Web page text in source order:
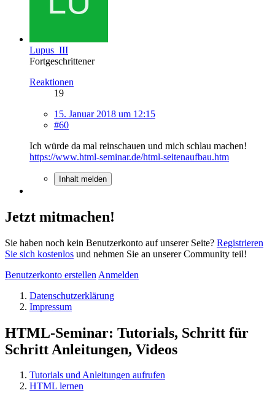
Lupus_III
Fortgeschrittener
Reaktionen
19
15. Januar 2018 um 12:15
#60
Ich würde da mal reinschauen und mich schlau machen!
https://www.html-seminar.de/html-seitenaufbau.htm
Inhalt melden
Jetzt mitmachen!
Sie haben noch kein Benutzerkonto auf unserer Seite? Registrieren
Sie sich kostenlos und nehmen Sie an unserer Community teil!
Benutzerkonto erstellen Anmelden
Datenschutzerklärung
Impressum
HTML-Seminar: Tutorials, Schritt für
Schritt Anleitungen, Videos
Tutorials und Anleitungen aufrufen
HTML lernen